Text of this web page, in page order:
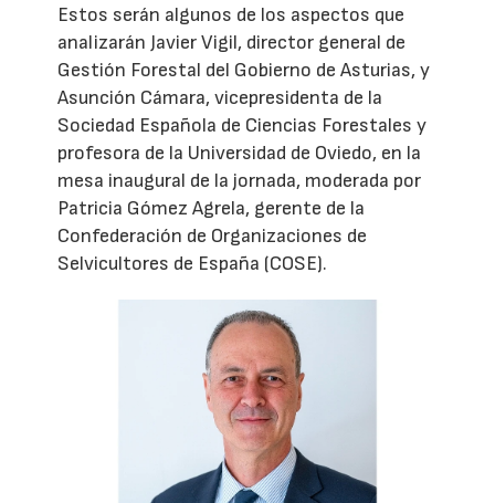
Estos serán algunos de los aspectos que
analizarán Javier Vigil, director general de
Gestión Forestal del Gobierno de Asturias, y
Asunción Cámara, vicepresidenta de la
Sociedad Española de Ciencias Forestales y
profesora de la Universidad de Oviedo, en la
mesa inaugural de la jornada, moderada por
Patricia Gómez Agrela, gerente de la
Confederación de Organizaciones de
Selvicultores de España (COSE).